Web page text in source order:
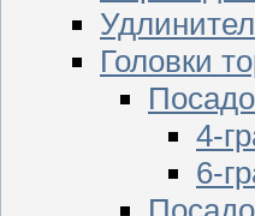
Головки
4-
6-